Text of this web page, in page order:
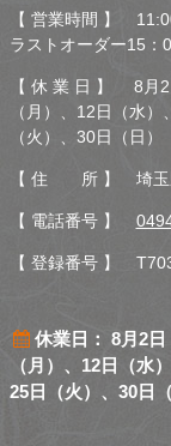
【 営業時間 】
ラストオーダー15：
【 休 業 日 】 8月2
（月）、12日（水
（火）、30日（日）
【 住 所 】 埼玉
【 電話番号 】
【 登録番号 】
休業日： 8月2
（月）、12日（水
25日（火）、30日（